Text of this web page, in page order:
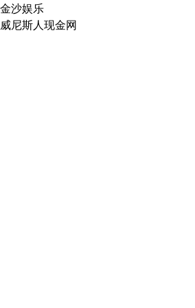
金沙娱乐
威尼斯人现金网